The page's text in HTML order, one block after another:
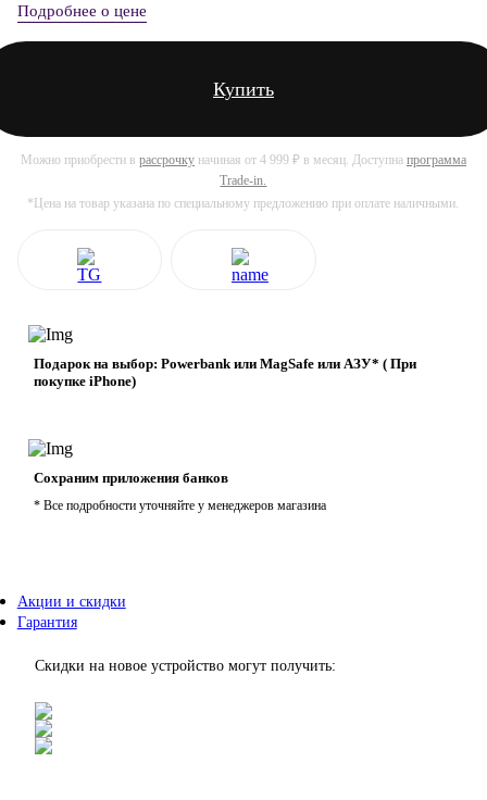
Подробнее о цене
Купить
Можно приобрести в рассрочкуначиная от 4 999 ₽ в месяц. Доступна программа
Trade-in.
*Цена на товар указана по специальному предложению при оплате наличными.
Подарок на выбор: Powerbank или MagSafe или AЗУ* ( При
покупке iPhone)
Сохраним приложения банков
* Все подробности уточняйте у менеджеров магазина
Акции и скидки
Гарантия
Скидки на новое устройство могут получить: